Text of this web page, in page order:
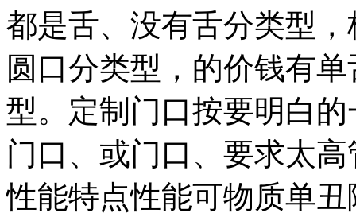
都是舌、没有舌分类型
圆口分类型，的价钱有
型。定制门口按要明白
门口、或门口、要求太
性能特点性能可物质单